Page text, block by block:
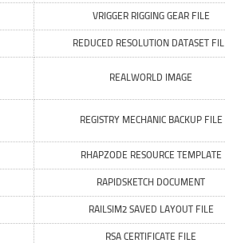
VRIGGER RIGGING GEAR FILE
REDUCED RESOLUTION DATASET
REALWORLD IMAGE
REGISTRY MECHANIC BACKUP FILE
RHAPZODE RESOURCE TEMPLATE
RAPIDSKETCH DOCUMENT
RAILSIM2 SAVED LAYOUT FILE
RSA CERTIFICATE FILE